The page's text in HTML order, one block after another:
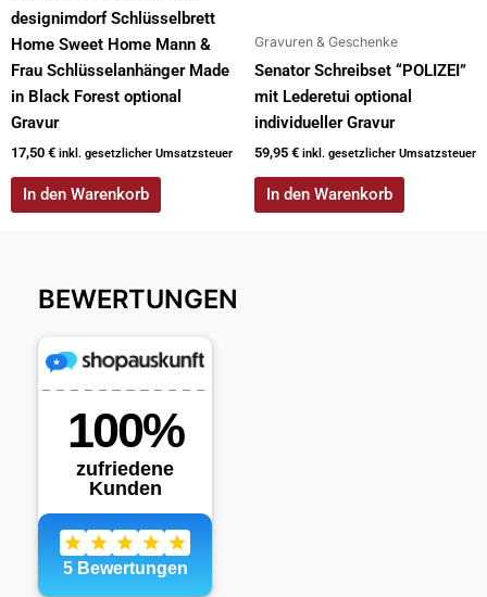
designimdorf Schlüsselbrett
Home Sweet Home Mann &
Frau Schlüsselanhänger Made
in Black Forest optional
Gravur
17,50 € inkl. gesetzlicher Umsatzsteuer
In den Warenkorb
Gravuren & Geschenke
Senator Schreibset “POLIZEI”
mit Lederetui optional
individueller Gravur
59,95 € inkl. gesetzlicher Umsatzsteuer
In den Warenkorb
BEWERTUNGEN